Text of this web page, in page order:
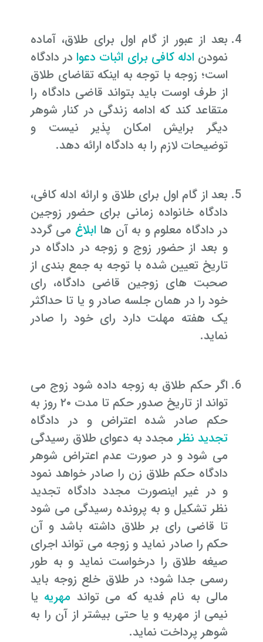
بعد از عبور از گام اول برای طلاق، آماده
نمودنادله کافی برای اثبات دعوادر دادگاه
است؛ زوجه با توجه به اینکه تقاضای طلاق
از طرف اوست باید بتواند قاضی دادگاه را
متقاعد کند که ادامه زندگی در کنار شوهر
دیگر برایش امکان پذیر نیست و
توضیحات لازم را به دادگاه ارائه دهد.
بعد از گام اول برای طلاق و ارائه ادله کافی،
دادگاه خانواده زمانی برای حضور زوجین
در دادگاه معلوم و به آن هاابلاغ می گردد
و بعد از حضور زوج و زوجه در دادگاه در
تاریخ تعیین شده با توجه به جمع بندی از
صحبت های زوجین قاضی دادگاه، رای
خود را در همان جلسه صادر و یا تا حداکثر
یک هفته مهلت دارد رای خود را صادر
نماید.
اگر حکم طلاق به زوجه داده شود زوج می
تواند از تاریخ صدور حکم تا مدت ۲۰ روز به
حکم صادر شده اعتراض و در دادگاه
تجدید نظر مجدد به دعوای طلاق رسیدگی
می شود و در صورت عدم اعتراض شوهر
دادگاه حکم طلاق زن را صادر خواهد نمود
و در غیر اینصورت مجدد دادگاه تجدید
نظر تشکیل و به پرونده رسیدگی می شود
تا قاضی رای بر طلاق داشته باشد و آن
حکم را صادر نماید و زوجه می تواند اجرای
صیغه طلاق را درخواست نماید و به طور
رسمی جدا شود؛ در طلاق خلع زوجه باید
مالی به نام فدیه که می تواند مهریه یا
نیمی از مهریه و یا حتی بیشتر از آن را به
شوهر پرداخت نماید.